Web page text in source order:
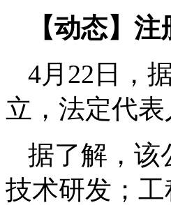
【动态】
4月22日，
立，法定代
据了解，该
技术研发；